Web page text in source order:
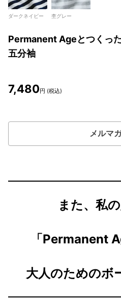
ダークネイビー 杢グレー
Permanent Ageとつくっ
五分袖
7,480円 (税込)
メルマ
また、私の
「Permanent
大人のためのボ